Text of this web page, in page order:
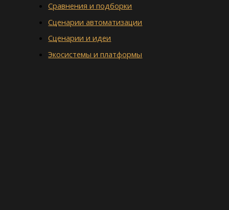
Сравнения и подборки
Сценарии автоматизации
Сценарии и идеи
Экосистемы и платформы